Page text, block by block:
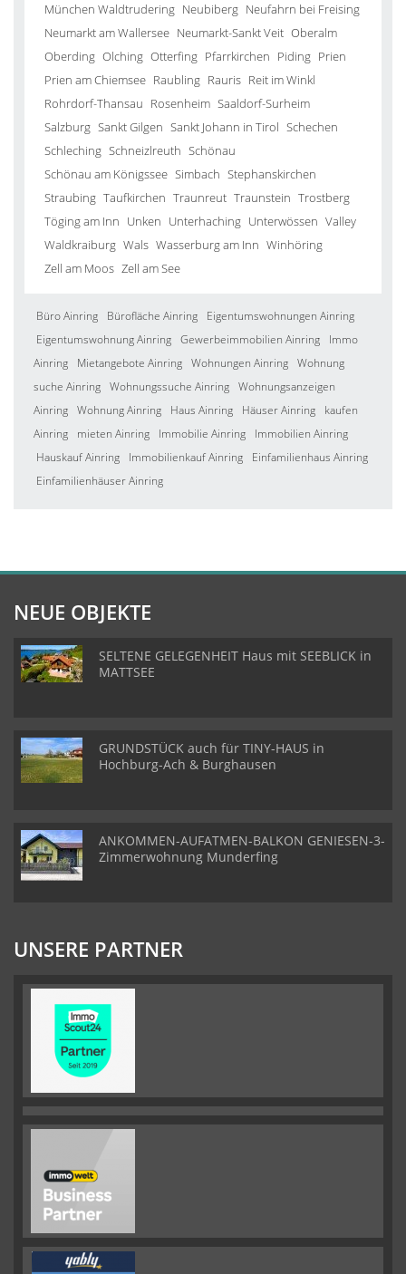
München Waldtrudering Neubiberg Neufahrn bei Freising
Neumarkt am Wallersee Neumarkt-Sankt Veit Oberalm
Oberding Olching Otterfing Pfarrkirchen Piding Prien
Prien am Chiemsee Raubling Rauris Reit im Winkl
Rohrdorf-Thansau Rosenheim Saaldorf-Surheim
Salzburg Sankt Gilgen Sankt Johann in Tirol Schechen
Schleching Schneizlreuth Schönau
Schönau am Königssee Simbach Stephanskirchen
Straubing Taufkirchen Traunreut Traunstein Trostberg
Töging am Inn Unken Unterhaching Unterwössen Valley
Waldkraiburg Wals Wasserburg am Inn Winhöring
Zell am Moos Zell am See
Büro Ainring Bürofläche Ainring
Eigentumswohnungen Ainring
Eigentumswohnung Ainring Gewerbeimmobilien Ainring
Immo
Ainring
Mietangebote Ainring Wohnungen Ainring Wohnung
suche Ainring Wohnungssuche Ainring Wohnungsanzeigen
Ainring Wohnung Ainring Haus Ainring Häuser Ainring
kaufen
Ainring
mieten Ainring Immobilie Ainring
Immobilien Ainring
Hauskauf Ainring
Immobilienkauf Ainring
Einfamilienhaus Ainring
Einfamilienhäuser Ainring
NEUE OBJEKTE
SELTENE GELEGENHEIT Haus mit SEEBLICK in
MATTSEE
GRUNDSTÜCK auch für TINY-HAUS in
Hochburg-Ach & Burghausen
ANKOMMEN-AUFATMEN-BALKON GENIESEN-3-
Zimmerwohnung Munderfing
UNSERE PARTNER